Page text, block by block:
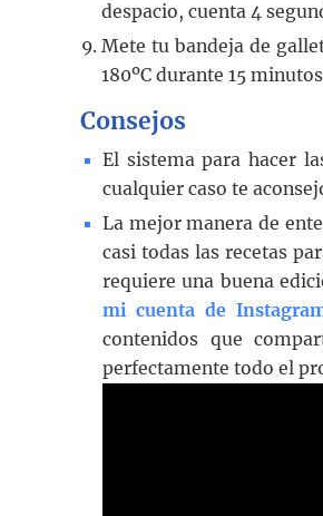
despacio, cuenta 4
Mete tu bandeja de
180ºC durante 15
Consejos
El sistema para hacer
cualquier caso te
La mejor manera de
casi todas las recetas
requiere una buena
mi cuenta de
contenidos que
perfectamente todo el